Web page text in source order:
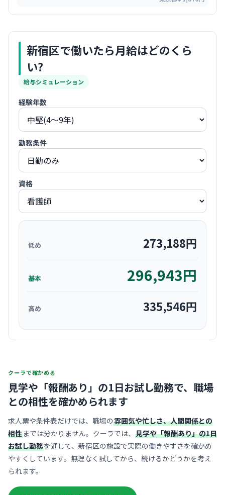
新宿区で働いたら月給はどのくら
い?
給与シミュレーション
経験年数
勤務条件
資格
低め 273,188円
基本 296,943円
高め 335,546円
クーラで確かめる
見学や「報酬あり」の1日お試し勤務で、 職場
との相性を確かめられます
求人票や条件表だけでは、職場の雰囲気や忙しさ、人間関係との
相性までは分かりません。クーラでは、 見学や「報酬あり」の1日
お試し勤務を通じて、新宿区の施設で実際の働きやすさを確かめ
やすくしています。無理なく試してから、続けるかどうかを考え
られます。